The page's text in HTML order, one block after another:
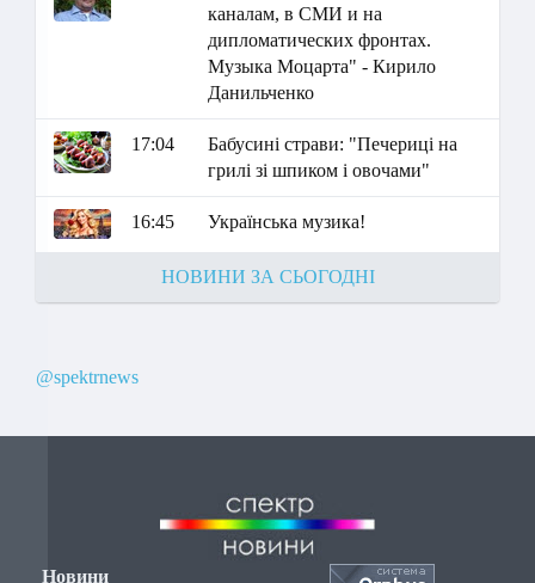
каналам, в СМИ и на
дипломатических фронтах.
Музыка Моцарта" - Кирило
Данильченко
17:04
Бабусині страви: "Печериці на
грилі зі шпиком і овочами"
16:45 Українська музика!
НОВИНИ ЗА СЬОГОДНІ
@spektrnews
Новини